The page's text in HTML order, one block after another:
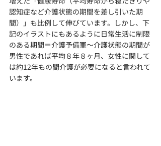
認知症など介護状態の期間を差し引いた期
間）」も比例して伸びています。しかし、下
記のイラストにもあるように日常生活に制限
のある期間＝介護予備軍〜介護状態の期間が
男性であれば平均８年８ヶ月、女性に関して
は約12年もの間介護が必要になると言われて
います。